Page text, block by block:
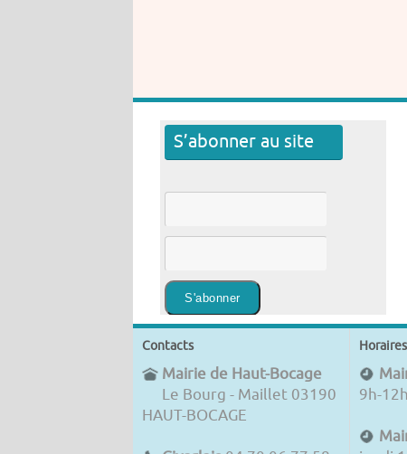
S’abonner au site
Contacts
Mairie de Haut-Bocage
Le Bourg - Maillet 03190
HAUT-BOCAGE
9h-